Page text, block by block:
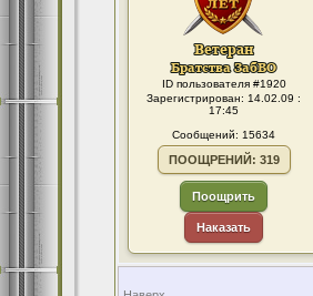
ID пользователя #1920
Зарегистрирован: 14.02.09 :
17:45
Сообщений: 15634
ПООЩРЕНИЙ: 319
Поощрить
Наказать